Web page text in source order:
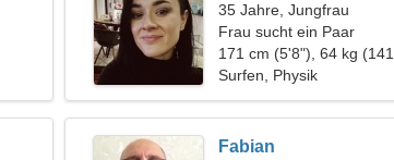
35 Jahre, Jungfrau
Frau sucht ein Paar
171 cm (5'8"), 64 kg
Surfen, Physik
Fabian